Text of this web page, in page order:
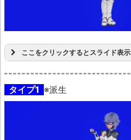
ここをクリックするとスライド表示
タイプ1 ※派生